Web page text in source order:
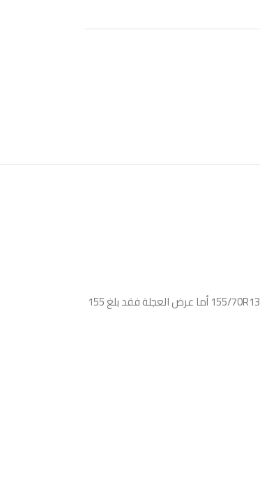
تم تصنيع الإطار في أندونيسيا حيث يحمل العلامة التجارية جي تي، تم إنتاجه عام 2019 كما أنه يحمل نوع إطار راكب، موديل CHAMPIRO-BXT-PLUS، يأتي الإطار بمقاس 155/70R13 أما عرض العجلة فقد بلغ 155